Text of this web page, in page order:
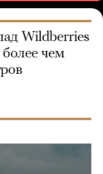
Wildberries
чем